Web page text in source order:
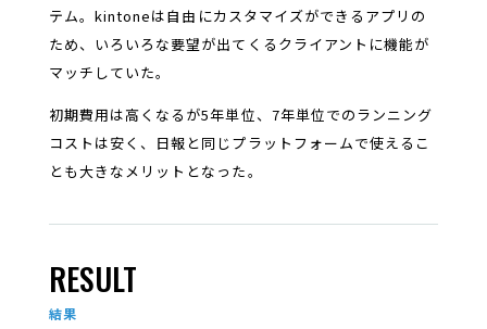
テム。kintoneは自由にカスタマイズができるアプリの
ため、いろいろな要望が出てくるクライアントに機能が
マッチしていた。
初期費用は高くなるが5年単位、7年単位でのランニング
コストは安く、日報と同じプラットフォームで使えるこ
とも大きなメリットとなった。
RESULT
結果